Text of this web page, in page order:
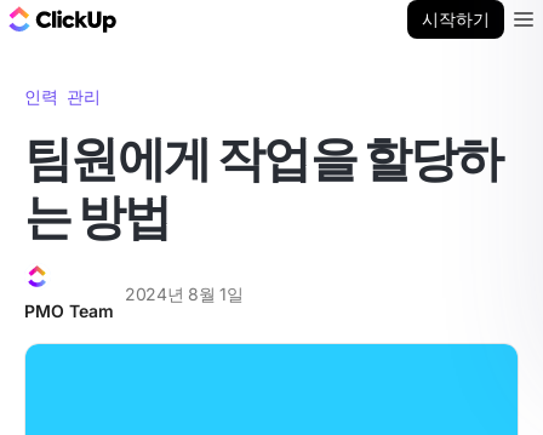
시작하기
인력 관리
팀원에게 작업을 할당하
는 방법
PMO Team
2024년 8월 1일